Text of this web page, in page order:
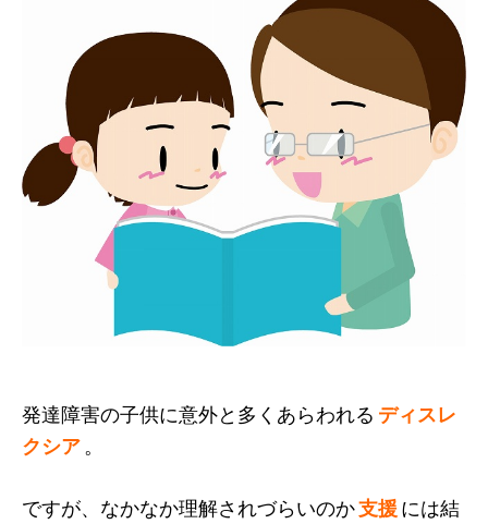
発達障害の子供に意外と多くあらわれる ディスレ
クシア 。
ですが、なかなか理解されづらいのか支援には結